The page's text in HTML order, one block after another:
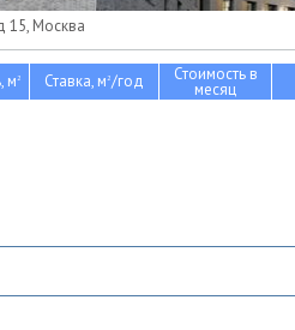
15, Москва
м2 Ставка, м2/год Стоимость в
месяц